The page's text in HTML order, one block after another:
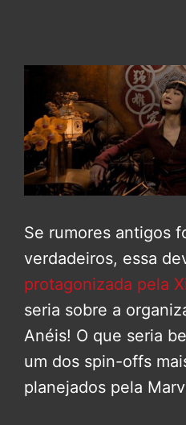
Se rumores antigos
verdadeiros, essa
protagonizada pela
seria sobre a
Anéis! O que seria
um dos spin-offs
planejados pela